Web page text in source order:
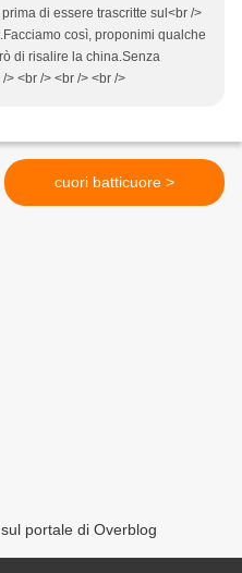
di essere trascritte sul<br />
così, proponimi qualche
di risalire la china.Senza
<br /> <br /> <br />
cuori batticuore >
portale di Overblog